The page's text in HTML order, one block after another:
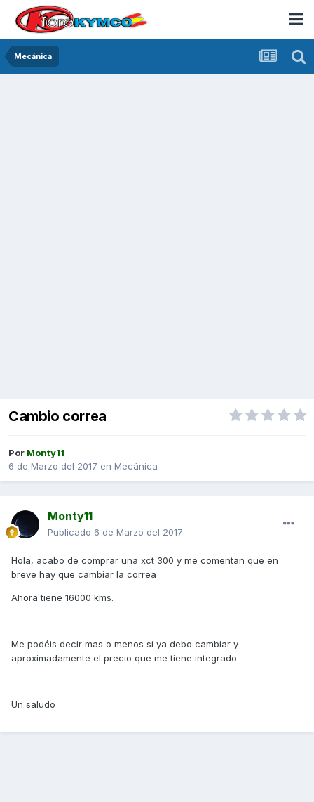
Mecánica
Cambio correa
Por Monty11
6 de Marzo del 2017 en Mecánica
Monty11
Publicado 6 de Marzo del 2017
Hola, acabo de comprar una xct 300 y me comentan que en
breve hay que cambiar la correa
Ahora tiene 16000 kms.
Me podéis decir mas o menos si ya debo cambiar y
aproximadamente el precio que me tiene integrado
Un saludo